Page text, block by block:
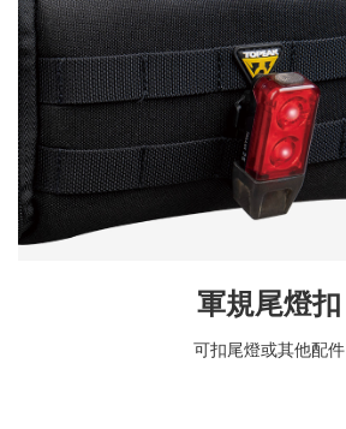
軍規尾燈扣
可扣尾燈或其他配件